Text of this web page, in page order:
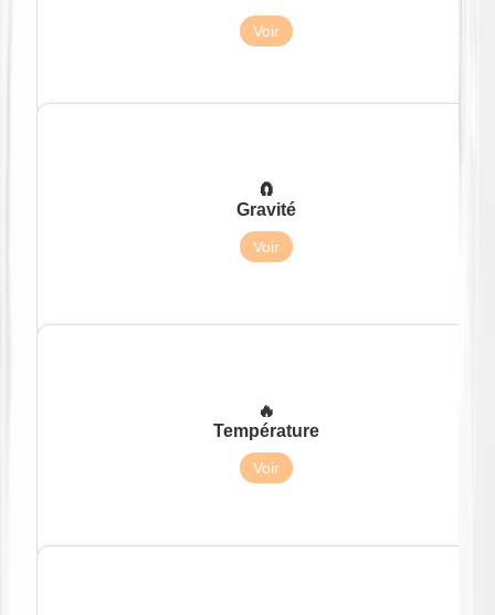
Voir
🧲
Gravité
Voir
8,87 m/s² (0,9 g terrestre)
🔥
Température
Voir
470°C